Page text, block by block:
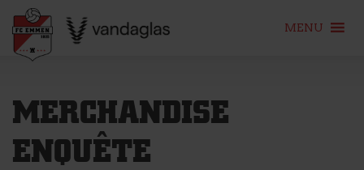
content
MENU
MERCHANDISE
ENQUÊTE